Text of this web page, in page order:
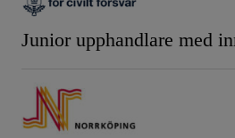
Junior upphandlare med